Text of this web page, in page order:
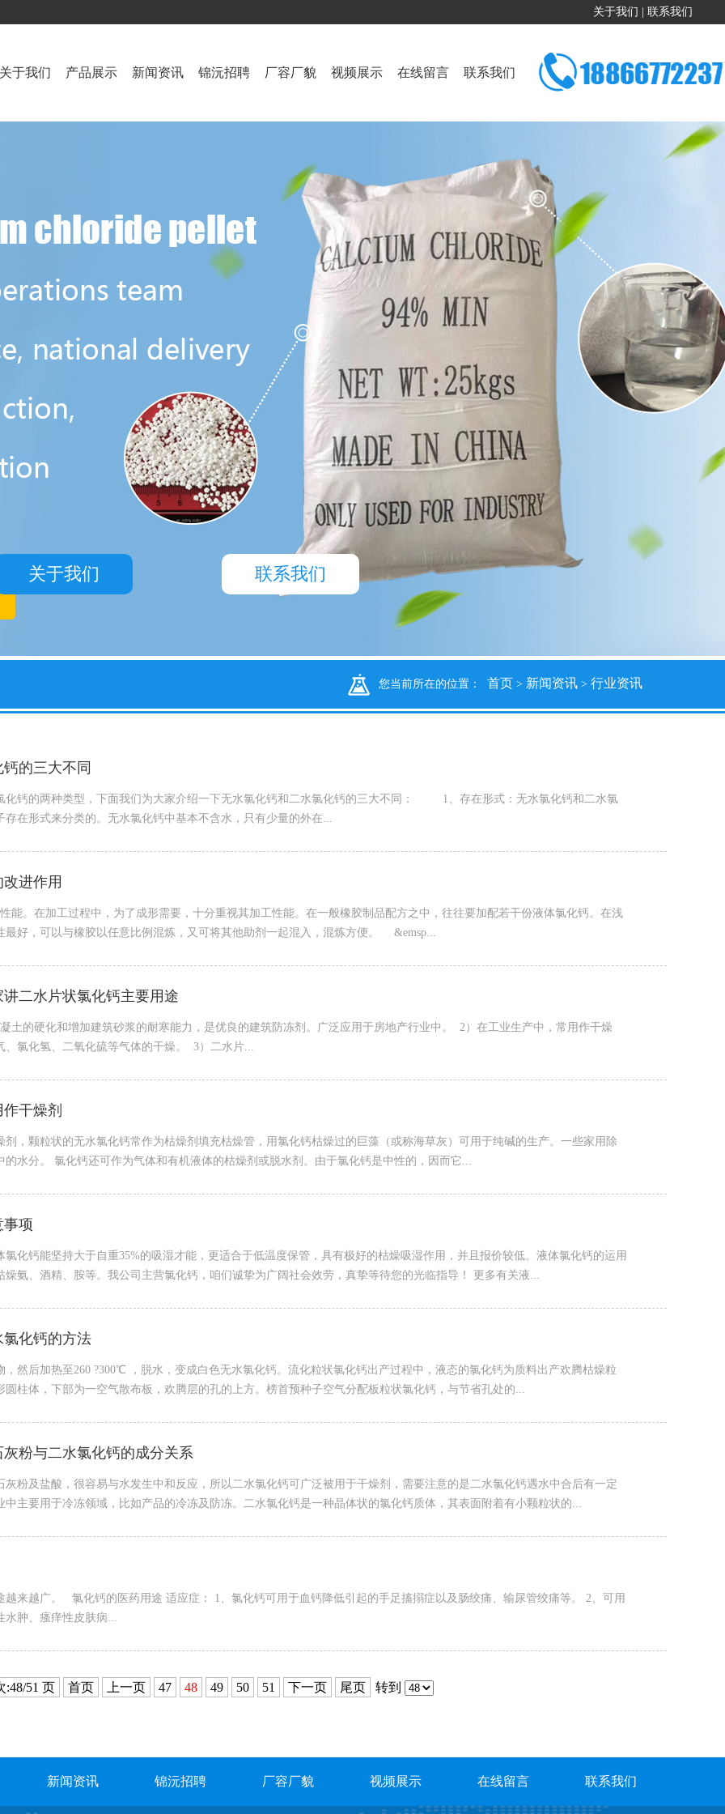
关于我们 联系我们
关于我们 产品展示 新闻资讯 锦沅招聘 厂容厂貌 视频展示 在线留言 联系我们
关于我们 联系我们
您当前所在的位置： 首页 > 新闻资讯 > 行业资讯
的三大不同
化钙的两种类型，下面我们为大家介绍一下无水氯化钙和二水氯化钙的三大不同： 1、存在形式：无水氯化钙和二水氯
存在形式来分类的。无水氯化钙中基本不含水，只有少量的外在...
进作用
能。在加工过程中，为了成形需要，十分重视其加工性能。在一般橡胶制品配方之中，往往要加配若干份液体氯化钙。在浅
最好，可以与橡胶以任意比例混炼，又可将其他助剂一起混入，混炼方便。 &emsp...
二水片状氯化钙主要用途
土的硬化和增加建筑砂浆的耐寒能力，是优良的建筑防冻剂。广泛应用于房地产行业中。 2）在工业生产中，常用作干燥
、氯化氢、二氧化硫等气体的干燥。 3）二水片...
干燥剂
剂，颗粒状的无水氯化钙常作为枯燥剂填充枯燥管，用氯化钙枯燥过的巨藻（或称海草灰）可用于纯碱的生产。一些家用除
的水分。 氯化钙还可作为气体和有机液体的枯燥剂或脱水剂。由于氯化钙是中性的，因而它...
事项
化钙能坚持大于自重35%的吸湿才能，更适合于低温度保管，具有极好的枯燥吸湿作用，并且报价较低。液体氯化钙的运用
燥氨、酒精、胺等。我公司主营氯化钙，咱们诚挚为广阔社会效劳，真挚等待您的光临指导！ 更多有关液...
化钙的方法
，然后加热至260 ?300℃ ，脱水，变成白色无水氯化钙。流化粒状氯化钙出产过程中，液态的氯化钙为质料出产欢腾枯燥粒
圆柱体，下部为一空气散布板，欢腾层的孔的上方。榜首预种子空气分配板粒状氯化钙，与节省孔处的...
粉与二水氯化钙的成分关系
灰粉及盐酸，很容易与水发生中和反应，所以二水氯化钙可广泛被用于干燥剂，需要注意的是二水氯化钙遇水中合后有一定
中主要用于冷冻领域，比如产品的冷冻及防冻。二水氯化钙是一种晶体状的氯化钙质体，其表面附着有小颗粒状的...
越来越广。 氯化钙的医药用途 适应症： 1、氯化钙可用于血钙降低引起的手足搐搦症以及肠绞痛、输尿管绞痛等。 2、可用
水肿、瘙痒性皮肤病...
:48/51 页 首页 上一页 47 48 49 50 51 下一页 尾页 转到
新闻资讯 锦沅招聘 厂容厂貌 视频展示 在线留言 联系我们